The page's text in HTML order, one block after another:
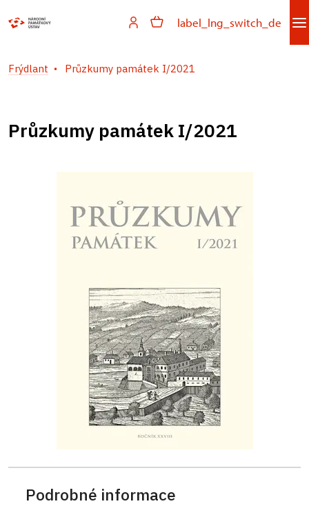
label_lng_switch_de
Frýdlant Průzkumy památek I/2021
Průzkumy památek I/2021
Podrobné informace